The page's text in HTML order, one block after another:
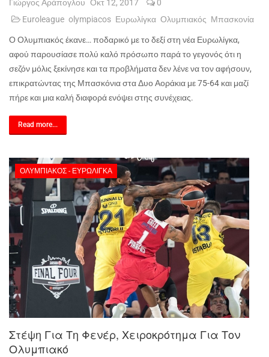
Γιώργος Αράπογλου Οκτ 12, 2017
0
Euroleague olympiacos Ευρωλίγκα Ολυμπιακός Μπασκονία
Ο Ολυμπιακός έκανε… ποδαρικό με το δεξί στη νέα Ευρωλίγκα,
αφού παρουσίασε πολύ καλό πρόσωπο παρά το γεγονός ότι η
σεζόν μόλις ξεκίνησε και τα προβλήματα δεν λένε να τον αφήσουν,
επικρατώντας της Μπασκόνια στα Δυο Αοράκια με 75-64 και μαζί
πήρε και μια καλή διαφορά ενόψει στης συνέχειας.
Read more...
ΟΛΥΜΠΙΑΚΌΣ - ΕΥΡΩΛΊΓΚΑ
Στέψη Για Τη Φενέρ, Χειροκρότημα Για Τον
Ολυμπιακό